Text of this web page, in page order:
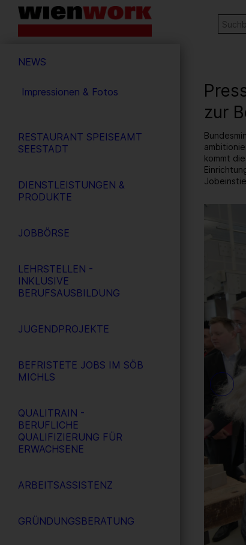
Barrierefreie
Bedienung
Webseite
SUCHE
NEWS
Impressionen & Fotos
RESTAURANT SPEISEAMT
SEESTADT
DIENSTLEISTUNGEN &
PRODUKTE
JOBBÖRSE
LEHRSTELLEN -
INKLUSIVE
BERUFSAUSBILDUNG
JUGENDPROJEKTE
BEFRISTETE JOBS IM SÖB
MICHLS
QUALITRAIN -
BERUFLICHE
QUALIFIZIERUNG FÜR
ERWACHSENE
ARBEITSASSISTENZ
GRÜNDUNGSBERATUNG
zur
kommt